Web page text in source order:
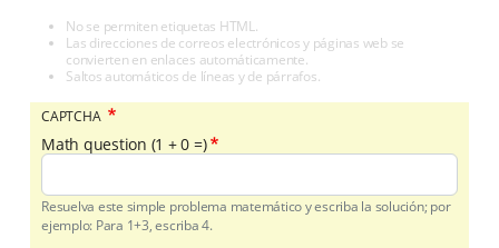
No se permiten etiquetas HTML.
Las direcciones de correos electrónicos y páginas web se
convierten en enlaces automáticamente.
Saltos automáticos de líneas y de párrafos.
CAPTCHA
Math question (1 + 0 =)
Resuelva este simple problema matemático y escriba la solución; por
ejemplo: Para 1+3, escriba 4.